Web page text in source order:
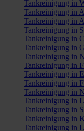
Tankreinigung in
Tankreinigung in
Tankreinigung in
Tankreinigung in
Tankreinigung in
Tankreinigung in
Tankreinigung in
Tankreinigung in
Tankreinigung in
Tankreinigung in
Tankreinigung in
Tankreinigung in
Tankreinigung in
Tankreinigung in
Tankreinigung in